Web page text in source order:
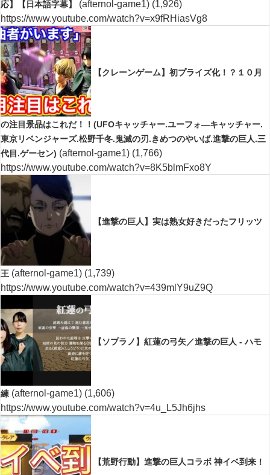
応】【日本語字幕】
(afternol-game1) (1,926)
https://www.youtube.com/watch?v=x9fRHiasVg8
【クレーンゲーム】初プライズ化！？１０月
の注目景品はこれだ！！(UFOキャッチャー.ユーフォ―キャッチャー.
東京リベンジャーズ.松野千冬.鬼滅の刃.きめつのやいば.進撃の巨人.三
代目.ゲーセン) (afternol-game1) (1,766)
https://www.youtube.com/watch?v=8K5blmFxo8Y
【進撃の巨人】実は熟女好きだったフリッツ
王 (afternol-game1) (1,739)
https://www.youtube.com/watch?v=439mlY9uZ9Q
【ソプラノ】紅蓮の弓矢／進撃の巨人 - ハモ
練 (afternol-game1) (1,606)
https://www.youtube.com/watch?v=4u_L5Jh6jhs
【荒野行動】進撃の巨人コラボ 神イベ到来！